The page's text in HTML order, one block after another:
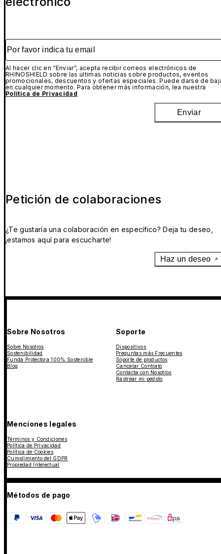
Por favor indica tu email
Al hacer clic en “Enviar”, acepta recibir correos electrónicos de
RHINOSHIELD sobre las últimas noticias sobre productos, eventos
promocionales, descuentos y ofertas especiales. Puede darse de
en cualquier momento. Para obtener más información, lea nuestra
Política de Privacidad
Enviar
Petición de colaboraciones
¿Te gustaría una colaboración en específico? Deja tu deseo,
¡estamos aquí para escucharte!
Haz un deseo
Sobre Nosotros
Sobre Nosotros
Sostenibilidad
Funda Protectora 100% Sostenible
Blog
Soporte
Dispositivos
Preguntas más Frecuentes
Soporte de productos
Cancelar Contrato
Contacta con Nosotros
Rastrear mi pedido
Menciones legales
Términos y Condiciones
Política de Privacidad
Política de Cookies
Cumplimiento del GDPR
Propiedad Intelectual
Métodos de pago